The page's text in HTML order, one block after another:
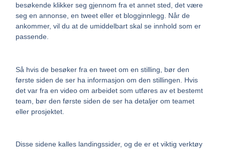
besøkende klikker seg gjennom fra et annet sted, det være
seg en annonse, en tweet eller et blogginnlegg. Når de
ankommer, vil du at de umiddelbart skal se innhold som er
passende.
Så hvis de besøker fra en tweet om en stilling, bør den
første siden de ser ha informasjon om den stillingen. Hvis
det var fra en video om arbeidet som utføres av et bestemt
team, bør den første siden de ser ha detaljer om teamet
eller prosjektet.
Disse sidene kalles landingssider, og de er et viktig verktøy